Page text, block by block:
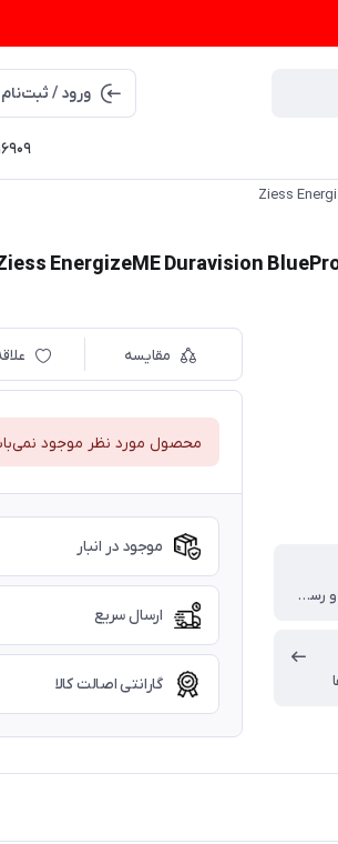
ورود / ثبت‌نام
گارنتی معتبر و رسمی شرکت زایس
مقایسه
محصول مورد نظر موجود
موجود در انبار
ارسال سریع
گارانتی اصالت کالا